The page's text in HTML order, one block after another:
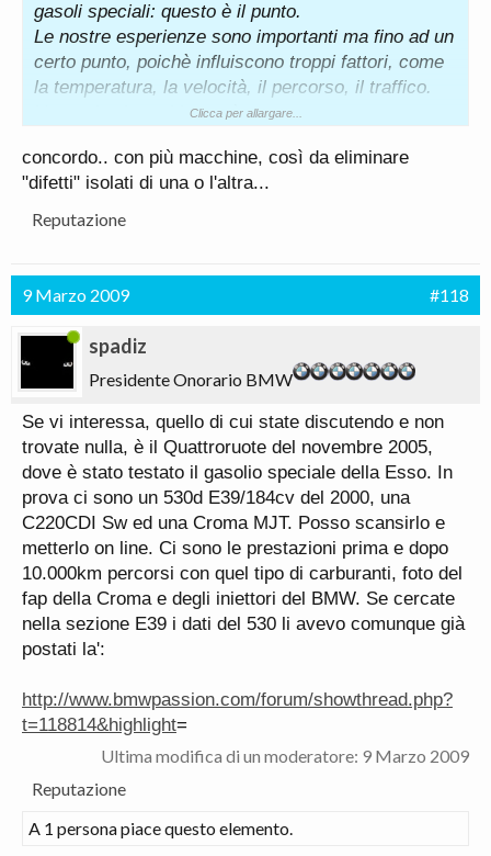
gasoli speciali: questo è il punto.
Le nostre esperienze sono importanti ma fino ad un
certo punto, poichè influiscono troppi fattori, come
la temperatura, la velocità, il percorso, il traffico.
Un modo ci sarebbe però...
velocità costante, direi 180km/h, altrimenti 2
maron.
Clicca per allargare...
concordo.. con più macchine, così da eliminare
"difetti" isolati di una o l'altra...
Reputazione
9 Marzo 2009 #118
spadiz
Presidente Onorario BMW
Se vi interessa, quello di cui state discutendo e non
trovate nulla, è il Quattroruote del novembre 2005,
dove è stato testato il gasolio speciale della Esso. In
prova ci sono un 530d E39/184cv del 2000, una
C220CDI Sw ed una Croma MJT. Posso scansirlo e
metterlo on line. Ci sono le prestazioni prima e dopo
10.000km percorsi con quel tipo di carburanti, foto del
fap della Croma e degli iniettori del BMW. Se cercate
nella sezione E39 i dati del 530 li avevo comunque già
postati la':
http://www.bmwpassion.com/forum/showthread.php?
t=118814&highlight=
Ultima modifica di un moderatore: 9 Marzo 2009
Reputazione
A 1 persona piace questo elemento.